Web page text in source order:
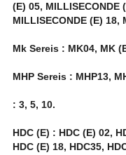
(E) 05, MILLISECONDE
MILLISECONDE (E) 18,
Mk Sereis : MK04, MK
MHP Sereis : MHP13,
: 3, 5, 10.
HDC (E) : HDC (E) 02,
HDC (E) 18, HDC35,